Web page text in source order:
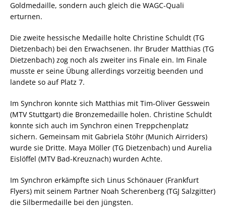
Goldmedaille, sondern auch gleich die WAGC-Quali
erturnen.
Die zweite hessische Medaille holte Christine Schuldt (TG
Dietzenbach) bei den Erwachsenen. Ihr Bruder Matthias (TG
Dietzenbach) zog noch als zweiter ins Finale ein. Im Finale
musste er seine Übung allerdings vorzeitig beenden und
landete so auf Platz 7.
Im Synchron konnte sich Matthias mit Tim-Oliver Gesswein
(MTV Stuttgart) die Bronzemedaille holen. Christine Schuldt
konnte sich auch im Synchron einen Treppchenplatz
sichern. Gemeinsam mit Gabriela Stöhr (Munich Airriders)
wurde sie Dritte. Maya Möller (TG Dietzenbach) und Aurelia
Eislöffel (MTV Bad-Kreuznach) wurden Achte.
Im Synchron erkämpfte sich Linus Schönauer (Frankfurt
Flyers) mit seinem Partner Noah Scherenberg (TGJ Salzgitter)
die Silbermedaille bei den jüngsten.